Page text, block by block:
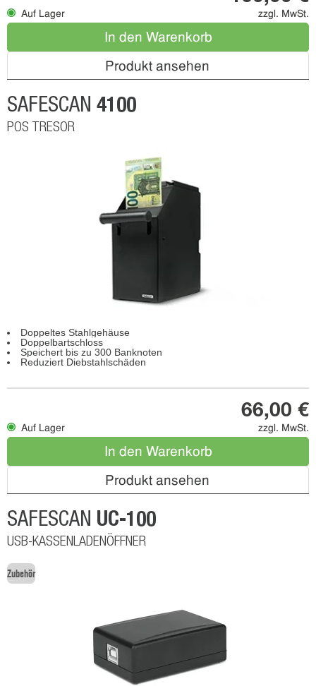
Auf Lager zzgl. MwSt.
In den Warenkorb
Produkt ansehen
SAFESCAN 4100
POS TRESOR
Doppeltes Stahlgehäuse
Doppelbartschloss
Speichert bis zu 300 Banknoten
Reduziert Diebstahlschäden
Auf Lager
66,00 €
zzgl. MwSt.
In den Warenkorb
Produkt ansehen
SAFESCAN UC-100
USB-KASSENLADENÖFFNER
Zubehör